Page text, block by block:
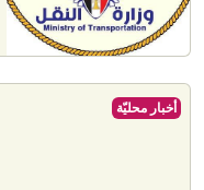
أخبار محليّة